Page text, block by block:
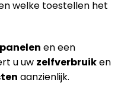
welke toestellen het
en een
u uw zelfverbruiken
aanzienlijk.